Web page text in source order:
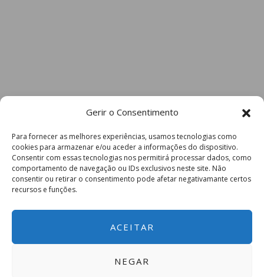
Gerir o Consentimento
Para fornecer as melhores experiências, usamos tecnologias como
cookies para armazenar e/ou aceder a informações do dispositivo.
Consentir com essas tecnologias nos permitirá processar dados, como
comportamento de navegação ou IDs exclusivos neste site. Não
consentir ou retirar o consentimento pode afetar negativamante certos
recursos e funções.
ACEITAR
NEGAR